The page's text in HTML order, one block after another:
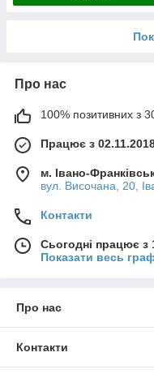
Про нас
100% позитивних з 30
Працює з
м. Івано-
вул. Височана, 20,
Контакти
Сьогодні працює з
Показати весь
Про нас
Контакти